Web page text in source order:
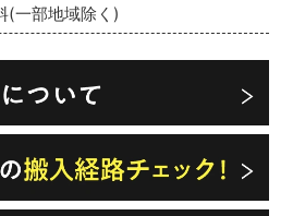
(一部地域除く)